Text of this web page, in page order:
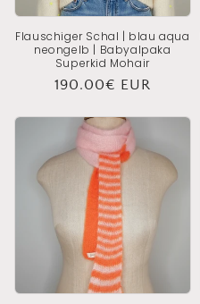
Flauschiger Schal | blau aqua
neongelb | Babyalpaka
Superkid Mohair
Normaler
190.00€ EUR